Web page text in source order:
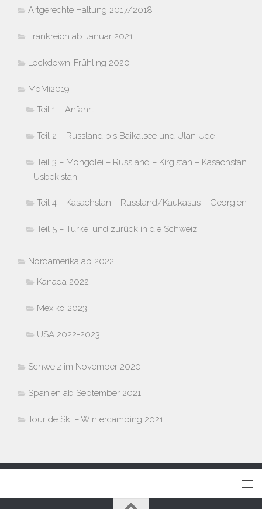
Artgerechte Haltung 2017/2018
Frankreich ab Januar 2021
Lockdown-Frühling 2020
MoMi2019
Teil 1 – Anfahrt
Teil 2 – Russland bis Baikalsee und Ulan Ude
Teil 3 – Mongolei – Russland – Kirgistan – Kasachstan
– Usbekistan
Teil 4 – Kasachstan – Russland/Kaukasus – Georgien
Teil 5 – Türkei und zurück in die Schweiz
Nordamerika ab 2022
Kanada 2022
Mexiko 2023
USA 2022-2023
Schweiz im November 2020
Spanien ab September 2021
Tour de Ski – Wintercamping 2021